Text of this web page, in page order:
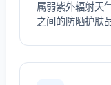
属弱紫外辐射天
之间的防晒护肤品